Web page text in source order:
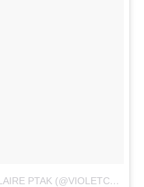
ПУБЛИКАЦИЯ ОТ VIOLET BY CLAIRE PTAK (@VIOLETCAKESLONDON)